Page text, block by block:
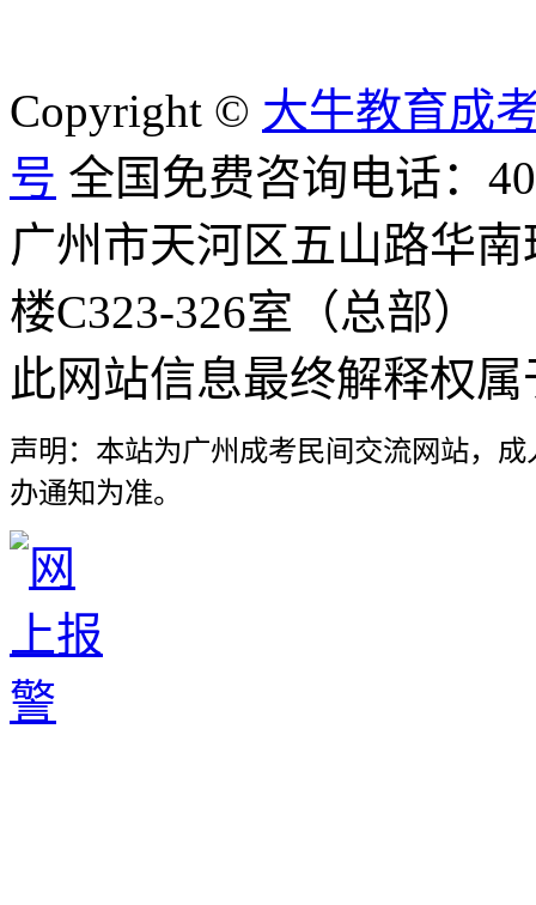
Copyright © 大牛教育成
号 全国免费咨询电话：
广州市天河区五山路华
楼C323-326室（总部）
此网站信息最终解释权
声明：本站为广州成考民间交流网站，
办通知为准。